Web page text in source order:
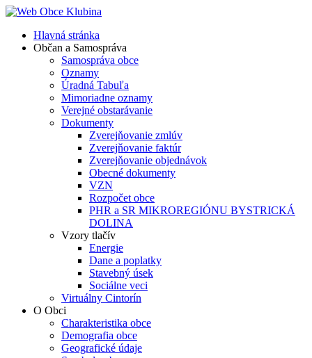
Hlavná stránka
Občan a Samospráva
Samospráva obce
Oznamy
Úradná Tabuľa
Mimoriadne oznamy
Verejné obstarávanie
Dokumenty
Zverejňovanie zmlúv
Zverejňovanie faktúr
Zverejňovanie objednávok
Obecné dokumenty
VZN
Rozpočet obce
PHR a SR MIKROREGIÓNU BYSTRICKÁ
DOLINA
Vzory tlačív
Energie
Dane a poplatky
Stavebný úsek
Sociálne veci
Virtuálny Cintorín
O Obci
Charakteristika obce
Demografia obce
Geografické údaje